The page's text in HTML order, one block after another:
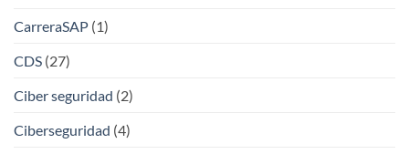
CarreraSAP (1)
CDS (27)
Ciber seguridad (2)
Ciberseguridad (4)